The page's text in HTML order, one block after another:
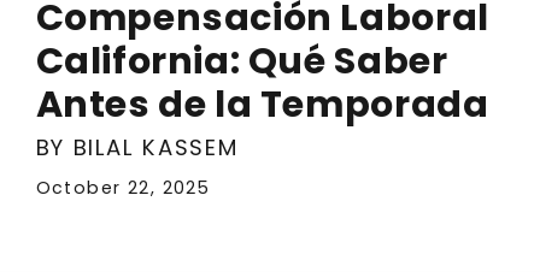
Compensación Laboral
California: Qué Saber
Antes de la Temporada
BY BILAL KASSEM
October 22, 2025